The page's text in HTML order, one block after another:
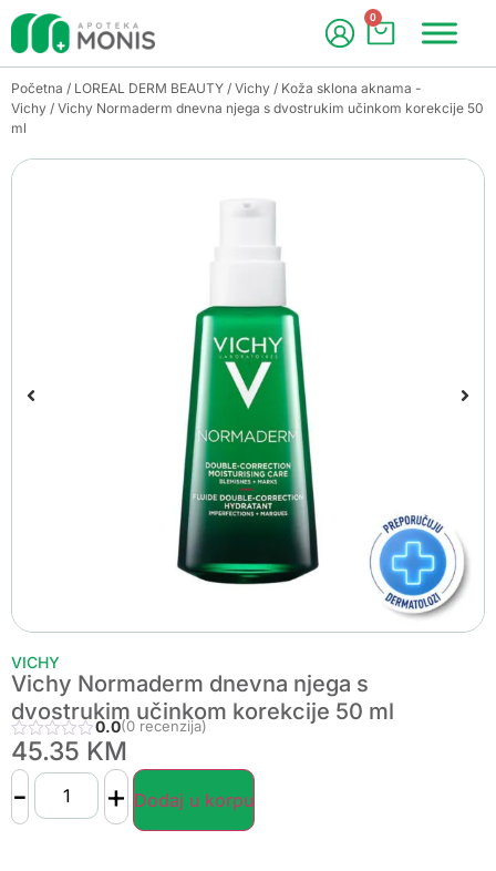
0
Početna / LOREAL DERM BEAUTY / Vichy / Koža sklona aknama -
Vichy / Vichy Normaderm dnevna njega s dvostrukim učinkom korekcije 50
ml
VICHY
Vichy Normaderm dnevna njega s
dvostrukim učinkom korekcije 50 ml
0.0(0 recenzija)
45.35 KM
- + Dodaj u korpu